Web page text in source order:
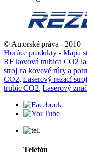
© Autorské práva - 2010
Horúce produkty - Mapa
RF kovová trubica CO2
stroj na kovové rúry a
CO2, Laserový rezací
trubíc CO2, Laserový
Telefón